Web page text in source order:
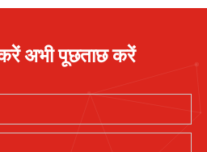
अभी पूछताछ करें